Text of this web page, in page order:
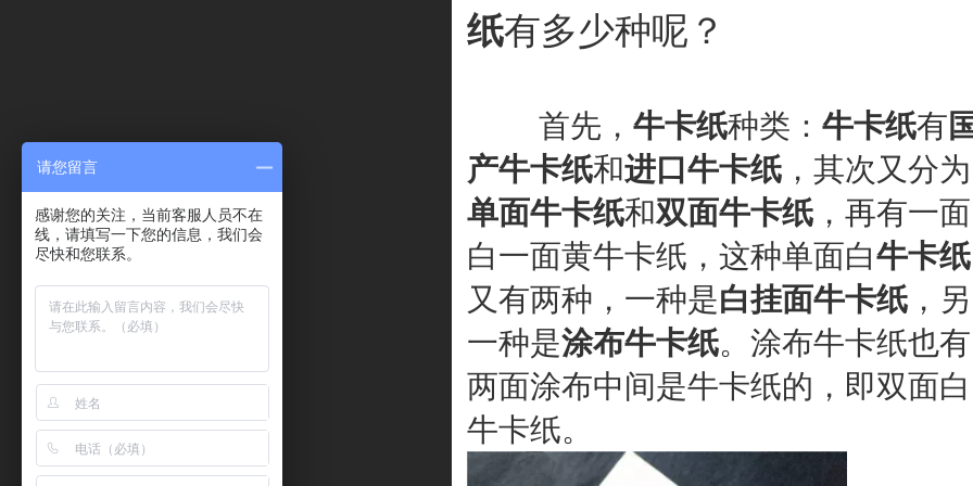
纸有多少种呢？
首先，牛卡纸种类：牛卡纸有
产牛卡纸和进口牛卡纸 ，其次又分为
单面牛卡纸和双面牛卡纸 ，再有一面
白一面黄牛卡纸，这种单面白牛卡纸
又有两种，一种是白挂面牛卡纸 ，另
一种是涂布牛卡纸。涂布牛卡纸也有
两面涂布中间是牛卡纸的，即双面白
牛卡纸。
请您留言
感谢您的关注，当前客服人员不在
线，请填写一下您的信息，我们会
尽快和您联系。